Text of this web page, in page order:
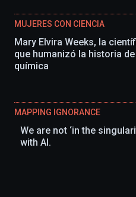
MUJERES CON CIENCIA
Mary Elvira Weeks, la
que humanizó la historia de
química
MAPPING IGNORANCE
We are not ‘in the
with AI.